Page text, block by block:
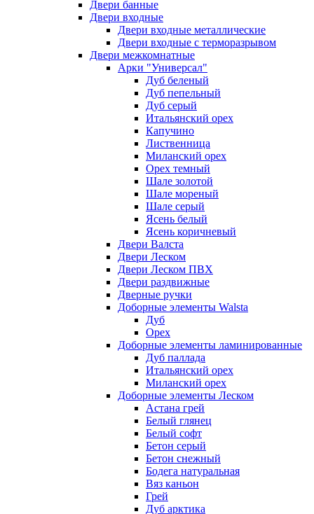
Двери банные
Двери входные
Двери входные металлические
Двери входные с терморазрывом
Двери межкомнатные
Арки "Универсал"
Дуб беленый
Дуб пепельный
Дуб серый
Итальянский орех
Капучино
Лиственница
Миланский орех
Орех темный
Шале золотой
Шале мореный
Шале серый
Ясень белый
Ясень коричневый
Двери Валста
Двери Леском
Двери Леском ПВХ
Двери раздвижные
Дверные ручки
Доборные элементы Walsta
Дуб
Орех
Доборные элементы ламинированные
Дуб паллада
Итальянский орех
Миланский орех
Доборные элементы Леском
Астана грей
Белый глянец
Белый софт
Бетон серый
Бетон снежный
Бодега натуральная
Вяз каньон
Грей
Дуб арктика